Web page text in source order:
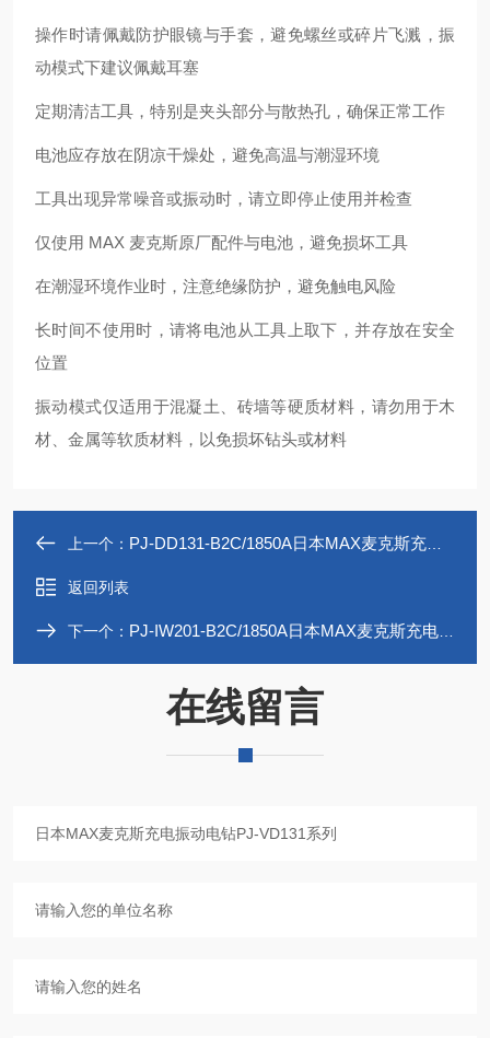
操作时请佩戴防护眼镜与手套，避免螺丝或碎片飞溅，振
动模式下建议佩戴耳塞
定期清洁工具，特别是夹头部分与散热孔，确保正常工作
电池应存放在阴凉干燥处，避免高温与潮湿环境
工具出现异常噪音或振动时，请立即停止使用并检查
仅使用 MAX 麦克斯原厂配件与电池，避免损坏工具
在潮湿环境作业时，注意绝缘防护，避免触电风险
长时间不使用时，请将电池从工具上取下，并存放在安全
位置
振动模式仅适用于混凝土、砖墙等硬质材料，请勿用于木
材、金属等软质材料，以免损坏钻头或材料
上一个： PJ-DD131-B2C/1850A日本MAX麦克斯充电式电钻起子 PJ-DD131
返回列表
下一个： PJ-IW201-B2C/1850A日本MAX麦克斯充电式冲击扳手PJ-IW201系列
在线留言